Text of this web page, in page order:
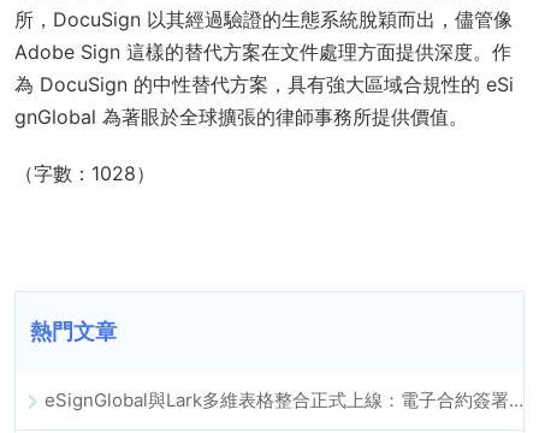
所，DocuSign 以其經過驗證的生態系統脫穎而出，儘管像
Adobe Sign 這樣的替代方案在文件處理方面提供深度。作
為 DocuSign 的中性替代方案，具有強大區域合規性的 eSi
gnGlobal 為著眼於全球擴張的律師事務所提供價值。
（字數：1028）
熱門文章
eSignGlobal與Lark多維表格整合正式上線：電子合約簽署歸檔全程自動化